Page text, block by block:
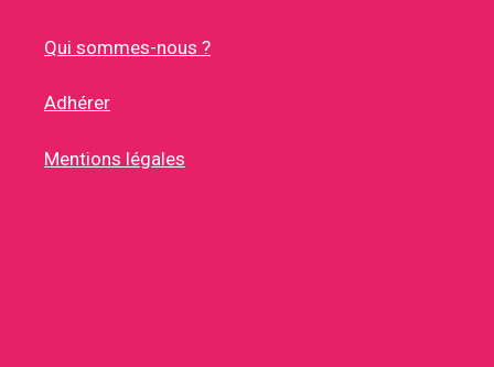
Qui sommes-nous ?
Adhérer
Mentions légales